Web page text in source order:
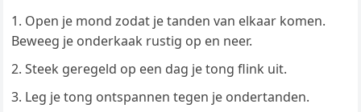
Open je mond zodat je tanden van elkaar komen.
Beweeg je onderkaak rustig op en neer.
Steek geregeld op een dag je tong flink uit.
Leg je tong ontspannen tegen je ondertanden.